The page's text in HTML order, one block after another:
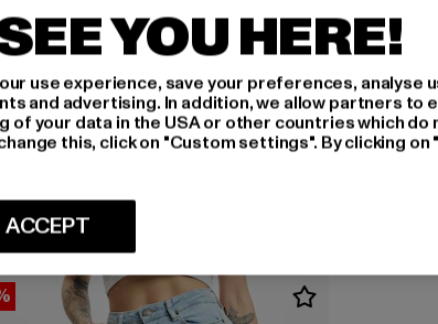
CLASSICS
High Waist
YOU HERE!
use experience, save your preferences, analyse
and advertising. In addition, we allow partners to
of your data in the USA or other countries which do
this, click on "Custom settings". By clicking
ACCEPT